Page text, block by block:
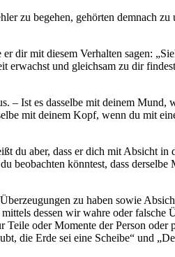
zu begehen, gehörten demnach
dir mit diesem Verhalten sagen:
und gleichsam zu dir
– Ist es dasselbe mit deinem
mit deinem Kopf, wenn du mit
du aber, dass er dich mit Absicht
könntest, dass
zu haben sowie
dessen wir wahre oder
oder Momente der Person oder
die Erde sei eine Scheibe“ und